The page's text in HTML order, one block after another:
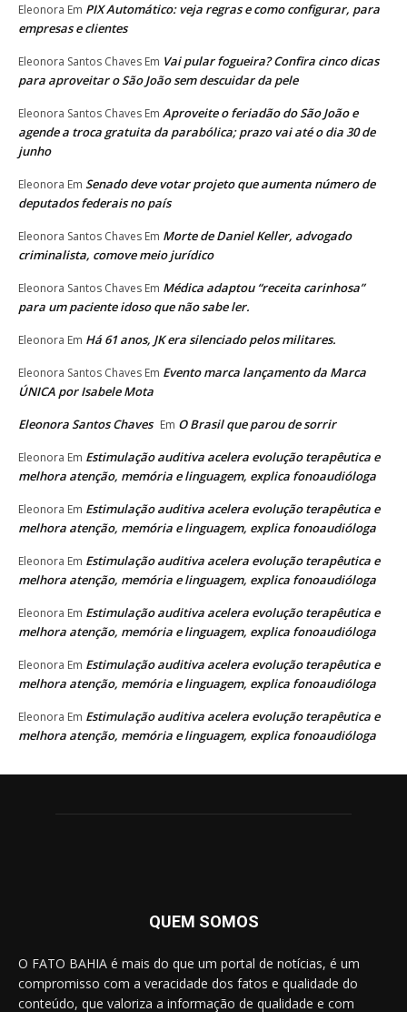
Eleonora Em PIX Automático: veja regras e como configurar, para
empresas e clientes
Eleonora Santos Chaves Em Vai pular fogueira? Confira cinco dicas
para aproveitar o São João sem descuidar da pele
Eleonora Santos Chaves Em Aproveite o feriadão do São João e
agende a troca gratuita da parabólica; prazo vai até o dia 30 de
junho
Eleonora Em Senado deve votar projeto que aumenta número de
deputados federais no país
Eleonora Santos Chaves Em Morte de Daniel Keller, advogado
criminalista, comove meio jurídico
Eleonora Santos Chaves Em Médica adaptou “receita carinhosa”
para um paciente idoso que não sabe ler.
Eleonora Em Há 61 anos, JK era silenciado pelos militares.
Eleonora Santos Chaves Em Evento marca lançamento da Marca
ÚNICA por Isabele Mota
Eleonora Santos Chaves Em O Brasil que parou de sorrir
Eleonora Em Estimulação auditiva acelera evolução terapêutica e
melhora atenção, memória e linguagem, explica fonoaudióloga
Eleonora Em Estimulação auditiva acelera evolução terapêutica e
melhora atenção, memória e linguagem, explica fonoaudióloga
Eleonora Em Estimulação auditiva acelera evolução terapêutica e
melhora atenção, memória e linguagem, explica fonoaudióloga
Eleonora Em Estimulação auditiva acelera evolução terapêutica e
melhora atenção, memória e linguagem, explica fonoaudióloga
Eleonora Em Estimulação auditiva acelera evolução terapêutica e
melhora atenção, memória e linguagem, explica fonoaudióloga
Eleonora Em Estimulação auditiva acelera evolução terapêutica e
melhora atenção, memória e linguagem, explica fonoaudióloga
QUEM SOMOS
O FATO BAHIA é mais do que um portal de notícias, é um
compromisso com a veracidade dos fatos e qualidade do
conteúdo, que valoriza a informação de qualidade e com